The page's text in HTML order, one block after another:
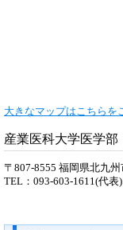
大きなマップはこちらを
産業医科大学医学部
〒807-8555 福岡県北九
TEL：093-603-1611(代表)